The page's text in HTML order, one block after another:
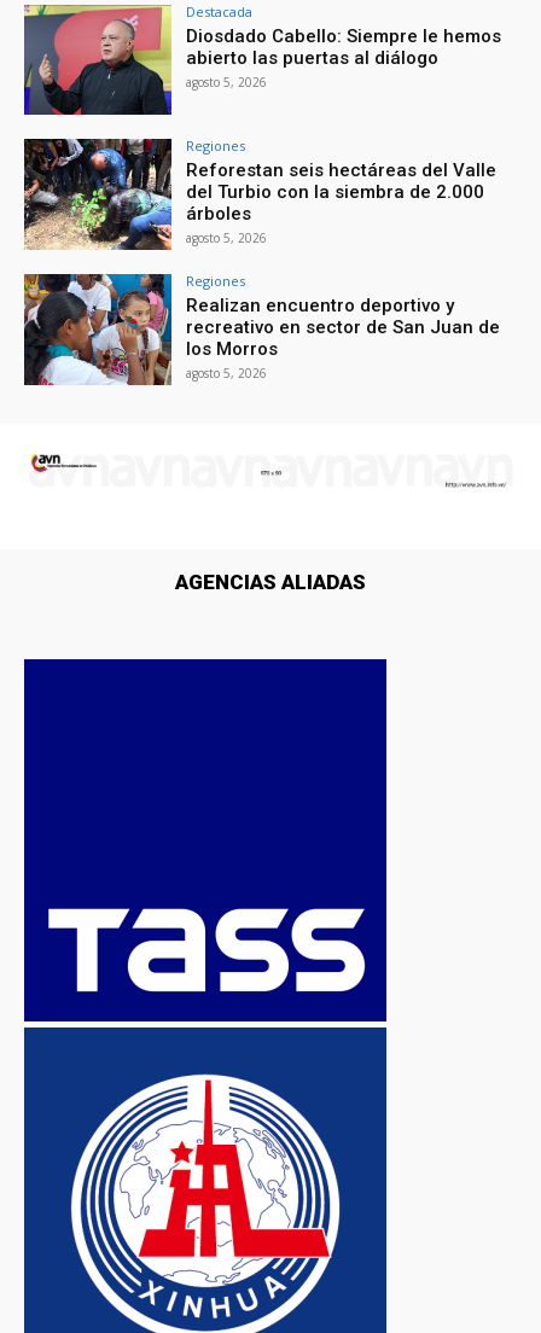
Destacada
Diosdado Cabello: Siempre le hemos
abierto las puertas al diálogo
agosto 5, 2026
Regiones
Reforestan seis hectáreas del Valle
del Turbio con la siembra de 2.000
árboles
agosto 5, 2026
Regiones
Realizan encuentro deportivo y
recreativo en sector de San Juan de
los Morros
agosto 5, 2026
AGENCIAS ALIADAS